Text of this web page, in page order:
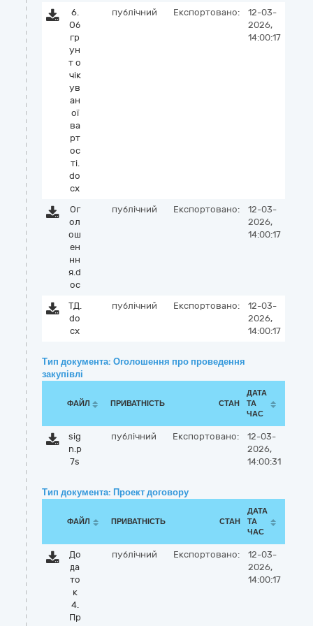
6.
Об
гр
ун
т о
чік
ув
ан
ої
ва
рт
ос
ті.
do
cx
публічний Експортовано:
12-03-
2026,
14:00:17
Ог
ол
ош
ен
нн
я.d
oc
публічний Експортовано:
12-03-
2026,
14:00:17
ТД.
do
cx
публічний Експортовано:
12-03-
2026,
14:00:17
Тип документа: Оголошення про проведення
закупівлі
ФАЙЛ ПРИВАТНІСТЬ СТАН
ДАТА
ТА
ЧАС
sig
n.p
7s
публічний Експортовано:
12-03-
2026,
14:00:31
Тип документа: Проект договору
ФАЙЛ ПРИВАТНІСТЬ СТАН
ДАТА
ТА
ЧАС
До
да
то
к
4.
Пр
публічний Експортовано:
12-03-
2026,
14:00:17